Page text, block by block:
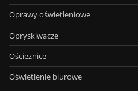
Oprawy oświetleniowe
Opryskiwacze
Ościeżnice
Oświetlenie biurowe